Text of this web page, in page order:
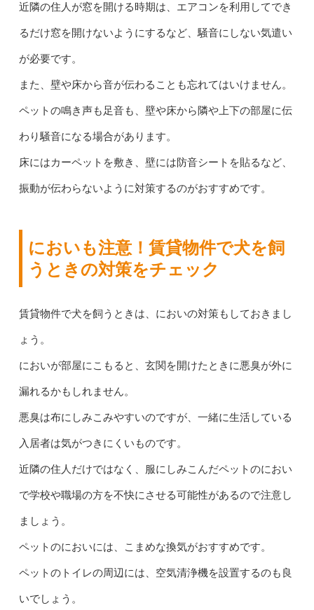
近隣の住人が窓を開ける時期は、エアコンを利用してでき
るだけ窓を開けないようにするなど、騒音にしない気遣い
が必要です。
また、壁や床から音が伝わることも忘れてはいけません。
ペットの鳴き声も足音も、壁や床から隣や上下の部屋に伝
わり騒音になる場合があります。
床にはカーペットを敷き、壁には防音シートを貼るなど、
振動が伝わらないように対策するのがおすすめです。
においも注意！賃貸物件で犬を飼
うときの対策をチェック
賃貸物件で犬を飼うときは、においの対策もしておきまし
ょう。
においが部屋にこもると、玄関を開けたときに悪臭が外に
漏れるかもしれません。
悪臭は布にしみこみやすいのですが、一緒に生活している
入居者は気がつきにくいものです。
近隣の住人だけではなく、服にしみこんだペットのにおい
で学校や職場の方を不快にさせる可能性があるので注意し
ましょう。
ペットのにおいには、こまめな換気がおすすめです。
ペットのトイレの周辺には、空気清浄機を設置するのも良
いでしょう。